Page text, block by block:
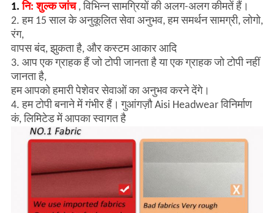
1. नि: शुल्क जांच, विभिन्न सामग्रियों की अलग-अलग कीमतें हैं।
2. हम 15 साल के अनुकूलित सेवा अनुभव, हम समर्थन सामग्री, लोगो,
रंग,
वापस बंद, झुकता है, और कस्टम आकार आदि
3. आप एक ग्राहक हैं जो टोपी जानता है या एक ग्राहक जो टोपी नहीं
जानता है,
हम आपको हमारी पेशेवर सेवाओं का अनुभव करने देंगे।
4. हम टोपी बनाने में गंभीर हैं। गुआंगज़ौ Aisi Headwear विनिर्माण
कं, लिमिटेड में आपका स्वागत है